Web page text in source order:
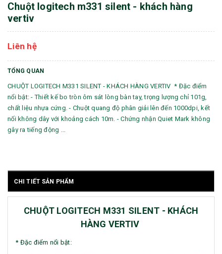
Chuột logitech m331 silent - khách hàng
vertiv
Liên hệ
TỔNG QUAN
CHUỘT LOGITECH M331 SILENT - KHÁCH HÀNG VERTIV * Đặc điểm
nổi bật: - Thiết kế bo tròn ôm sát lòng bàn tay, trọng lượng chỉ 101g,
chất liệu nhựa cứng. - Chuột quang độ phân giải lên đến 1000dpi, kết
nối không dây với khoảng cách 10m. - Chứng nhận Quiet Mark không
gây ra tiếng động ...
CHI TIẾT SẢN PHẨM
CHUỘT LOGITECH M331 SILENT - KHÁCH
HÀNG VERTIV
* Đặc điểm nổi bật: